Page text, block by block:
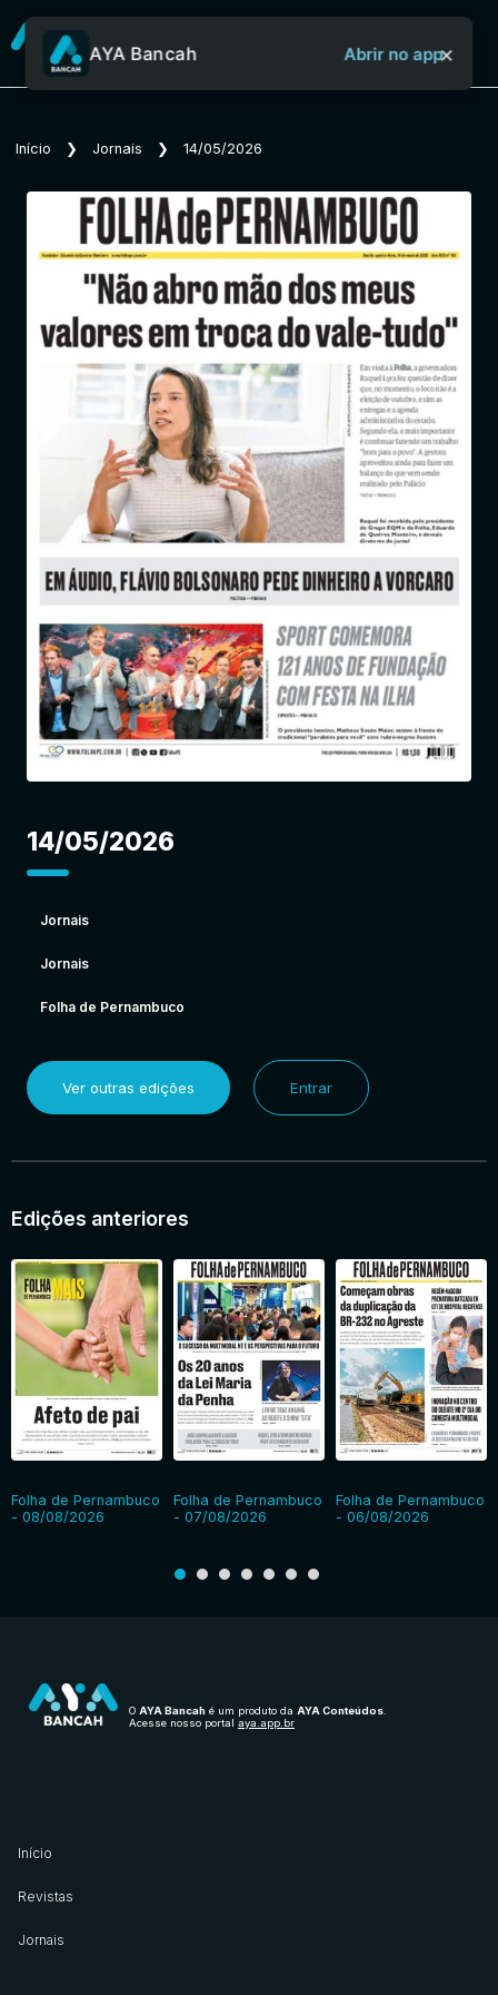
Sobre o Aya Bancah
Início
Revistas
Jornais
Notícias
AYA Bancah Abrir no app×
Início ❯ Jornais ❯ 14/05/2026
14/05/2026
Jornais
Jornais
Folha de Pernambuco
Ver outras edições Entrar
Edições anteriores
Folha de Pernambuco
- 08/08/2026
Folha de Pernambuco
- 07/08/2026
Folha de Pernambuco
- 06/08/2026
O AYA Bancah é um produto da AYA Conteúdos
Acesse nosso portal aya.app.br
Início
Revistas
Jornais